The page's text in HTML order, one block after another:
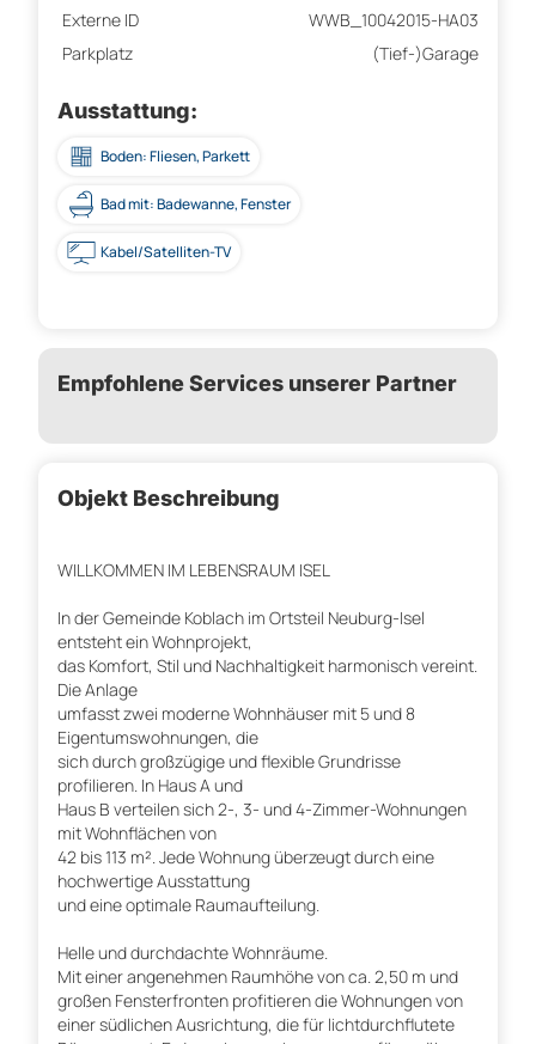
Externe ID
WWB_10042015-HA03
Parkplatz
(Tief-)Garage
Ausstattung:
Boden: Fliesen, Parkett
Bad mit: Badewanne, Fenster
Kabel/Satelliten-TV
Empfohlene Services unserer Partner
Objekt Beschreibung
WILLKOMMEN IM LEBENSRAUM ISEL
In der Gemeinde Koblach im Ortsteil Neuburg-Isel
entsteht ein Wohnprojekt,
das Komfort, Stil und Nachhaltigkeit harmonisch vereint.
Die Anlage
umfasst zwei moderne Wohnhäuser mit 5 und 8
Eigentumswohnungen, die
sich durch großzügige und flexible Grundrisse
profilieren. In Haus A und
Haus B verteilen sich 2-, 3- und 4-Zimmer-Wohnungen
mit Wohnflächen von
42 bis 113 m². Jede Wohnung überzeugt durch eine
hochwertige Ausstattung
und eine optimale Raumaufteilung.
Helle und durchdachte Wohnräume.
Mit einer angenehmen Raumhöhe von ca. 2,50 m und
großen Fensterfronten profitieren die Wohnungen von
einer südlichen Ausrichtung, die für lichtdurchflutete